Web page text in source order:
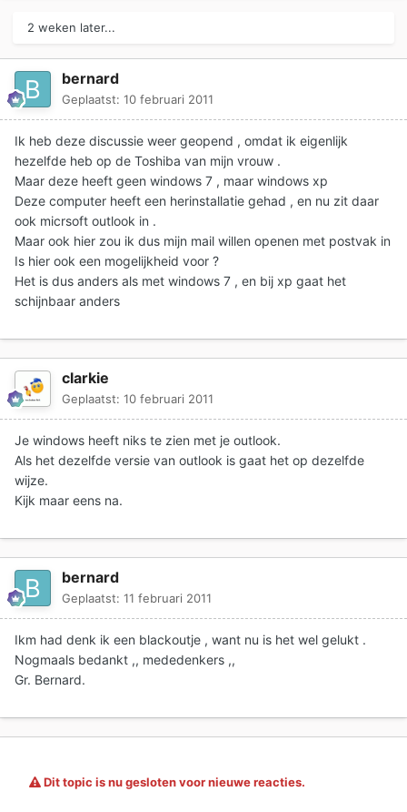
2 weken later...
bernard
Geplaatst: 10 februari 2011
Ik heb deze discussie weer geopend , omdat ik eigenlijk
hezelfde heb op de Toshiba van mijn vrouw .
Maar deze heeft geen windows 7 , maar windows xp
Deze computer heeft een herinstallatie gehad , en nu zit daar
ook micrsoft outlook in .
Maar ook hier zou ik dus mijn mail willen openen met postvak in
Is hier ook een mogelijkheid voor ?
Het is dus anders als met windows 7 , en bij xp gaat het
schijnbaar anders
clarkie
Geplaatst: 10 februari 2011
Je windows heeft niks te zien met je outlook.
Als het dezelfde versie van outlook is gaat het op dezelfde
wijze.
Kijk maar eens na.
bernard
Geplaatst: 11 februari 2011
Ikm had denk ik een blackoutje , want nu is het wel gelukt .
Nogmaals bedankt ,, mededenkers ,,
Gr. Bernard.
Dit topic is nu gesloten voor nieuwe reacties.